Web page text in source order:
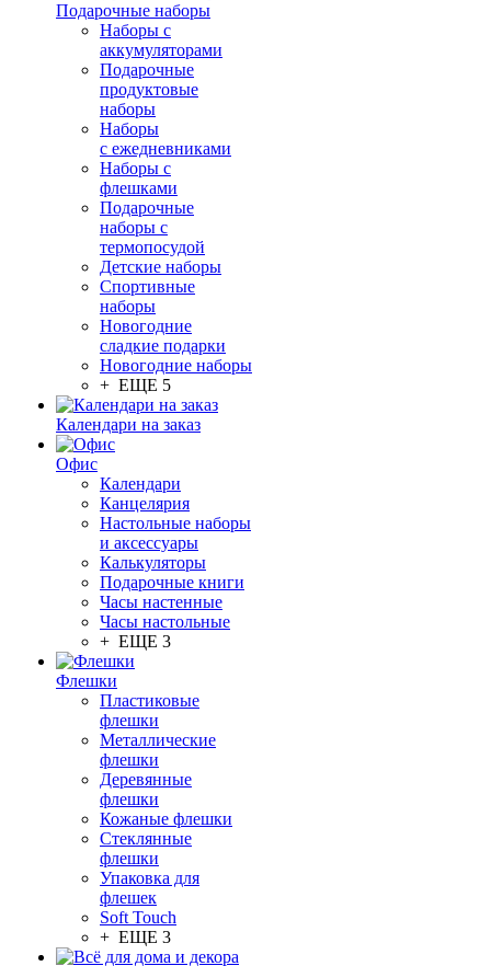
Подарочные наборы
Наборы с
аккумуляторами
Подарочные
продуктовые
наборы
Наборы
с ежедневниками
Наборы с
флешками
Подарочные
наборы с
термопосудой
Детские наборы
Спортивные
наборы
Новогодние
сладкие подарки
Новогодние наборы
+ ЕЩЕ 5
Календари на заказ
Офис
Календари
Канцелярия
Настольные наборы
и аксессуары
Калькуляторы
Подарочные книги
Часы настенные
Часы настольные
+ ЕЩЕ 3
Флешки
Пластиковые
флешки
Металлические
флешки
Деревянные
флешки
Кожаные флешки
Стеклянные
флешки
Упаковка для
флешек
Soft Touch
+ ЕЩЕ 3